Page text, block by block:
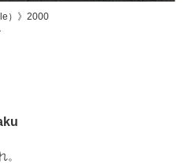
）》2000
。